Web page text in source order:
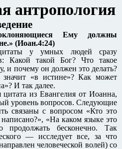
антропология
Ему должны
(Иоан.4:24)
у умных людей сразу
Какой такой Бог? Что такое
и почему он должен это делать?
«в истине»? Как может
И так далее.
цитата из Евангелия от Иоанна,
уровень вопросов. Следующие
связаны с вопросом «Кто это
«На каком языке это
бесконечно. Так
— исследует все, за что
человеческой волей) со